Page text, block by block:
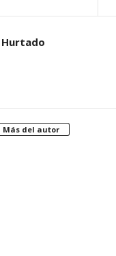
Más del autor